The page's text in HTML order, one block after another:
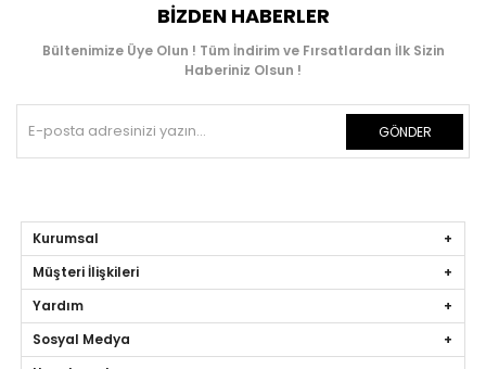
BIZDEN HABERLER
Bültenimize Üye Olun ! Tüm İndirim ve Fırsatlardan İlk Sizin
Haberiniz Olsun !
GÖNDER
Kurumsal
Müşteri İlişkileri
Yardım
Sosyal Medya